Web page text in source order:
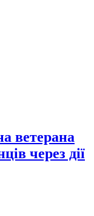
ветерана
через дії